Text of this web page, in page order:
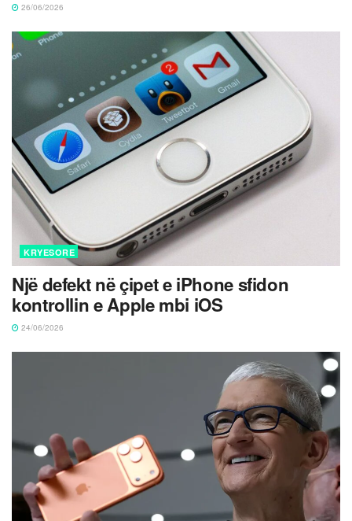
26/06/2026
KRYESORE
Një defekt në çipet e iPhone sfidon
kontrollin e Apple mbi iOS
24/06/2026